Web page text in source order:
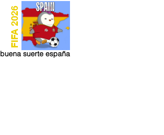
buena suerte españa
FIFA 2026